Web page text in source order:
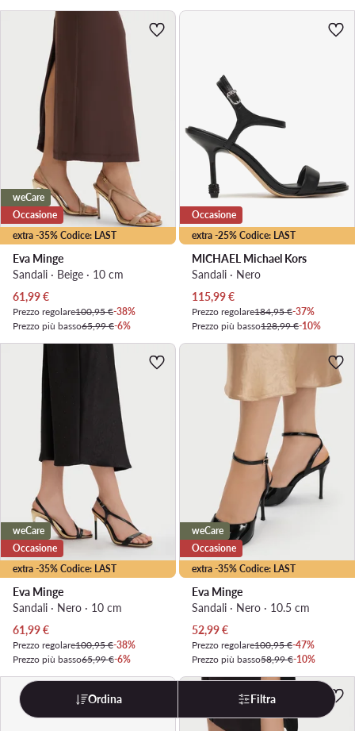
extra -35% Codice: LAST
weCare
Occasione
Eva Minge
Sandali · Beige · 10 cm
Prezzo attuale
61,99€
Prezzo regolare100,95 €-38%
Prezzo più basso65,99 €-6%
extra -25% Codice: LAST
Occasione
MICHAEL Michael Kors
Sandali · Nero
Prezzo attuale
115,99€
Prezzo regolare184,95 €-37%
Prezzo più basso128,99 €-10%
extra -35% Codice: LAST
weCare
Occasione
Eva Minge
Sandali · Nero · 10 cm
Prezzo attuale
61,99€
Prezzo regolare100,95 €-38%
Prezzo più basso65,99 €-6%
extra -35% Codice: LAST
weCare
Occasione
Eva Minge
Sandali · Nero · 10.5 cm
Prezzo attuale
52,99€
Prezzo regolare100,95 €-47%
Prezzo più basso58,99 €-10%
Ordina Filtra